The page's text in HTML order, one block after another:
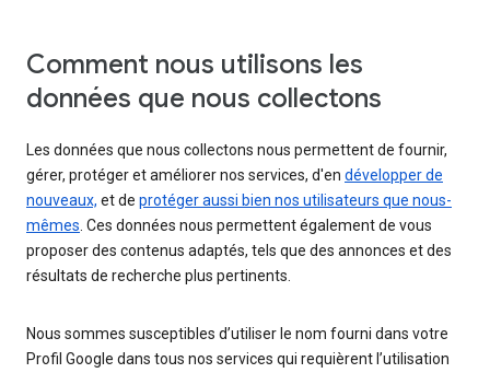
Comment nous utilisons les
données que nous collectons
Les données que nous collectons nous permettent de fournir,
gérer, protéger et améliorer nos services, d'en développer de
nouveaux, et de protéger aussi bien nos utilisateurs que nous-
mêmes. Ces données nous permettent également de vous
proposer des contenus adaptés, tels que des annonces et des
résultats de recherche plus pertinents.
Nous sommes susceptibles d’utiliser le nom fourni dans votre
Profil Google dans tous nos services qui requièrent l’utilisation